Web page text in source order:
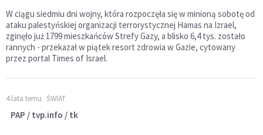
W ciągu siedmiu dni wojny, która rozpoczęła się w minioną sobotę od
ataku palestyńskiej organizacji terrorystycznej Hamas na Izrael,
zginęło już 1799 mieszkańców Strefy Gazy, a blisko 6,4 tys. zostało
rannych - przekazał w piątek resort zdrowia w Gazie, cytowany
przez portal Times of Israel.
4 lata temu ŚWIAT
PAP / tvp.info / tk